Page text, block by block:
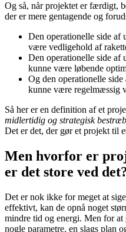
Og så, når projektet er færdigt,
der er mere gentagende og
Den operationelle side af
være vedligehold af
Den operationelle side af
kunne være løbende
Og den operationelle
kunne være regelmæssig
Så her er en definition af et
midlertidig og strategisk
Det er det, der gør et projekt til
Men hvorfor er
er det store ved
Det er nok ikke for meget at
effektivt, kan de opnå noget
mindre tid og energi. Men for
nogle parametre, en slags plan